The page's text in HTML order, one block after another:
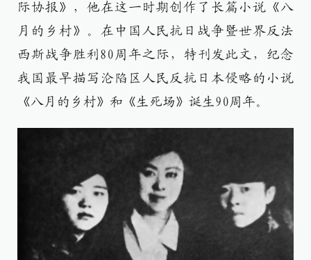
际协报》，他在这一时期创作了长篇小说《八
月的乡村》。在中国人民抗日战争暨世界反法
西斯战争胜利80周年之际，特刊发此文，纪念
我国最早描写沦陷区人民反抗日本侵略的小说
《八月的乡村》和《生死场》诞生90周年。